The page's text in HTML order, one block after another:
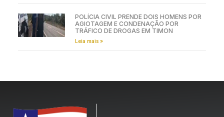
POLÍCIA CIVIL PRENDE DOIS HOMENS POR
AGIOTAGEM E CONDENAÇÃO POR
TRÁFICO DE DROGAS EM TIMON
Leia mais »